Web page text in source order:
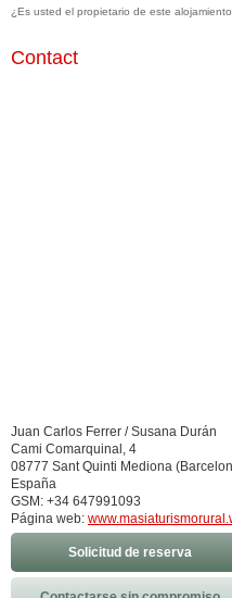
¿Es usted el propietario de este
Contact
Juan Carlos Ferrer / Susana Durán
Cami Comarquinal, 4
08777 Sant Quinti Mediona
España
GSM: +34 647991093
Página web:
Solicitud de reserva